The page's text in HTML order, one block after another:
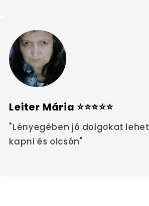
Leiter Mária ⭐⭐⭐⭐⭐
"Lényegében jó dolgokat lehet
kapni és olcsón"